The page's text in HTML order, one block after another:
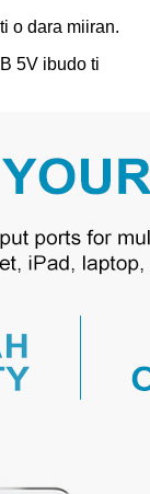
o dara miiran.
5V ibudo ti